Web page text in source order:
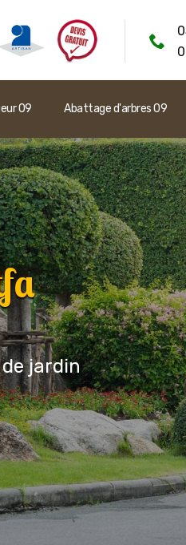
09 Abattage d'arbres 09
jardin